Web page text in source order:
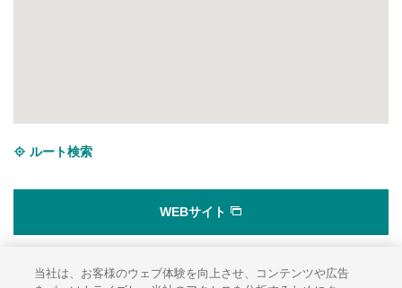
ルート検索
WEBサイト
サイトのご利用にあたって
当社は、お客様のウェブ体験を向上させ、コンテンツや広告